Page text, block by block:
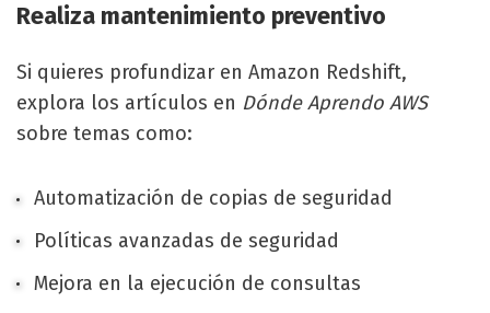
Realiza mantenimiento preventivo
Si quieres profundizar en Amazon Redshift,
explora los artículos en Dónde Aprendo AWS
sobre temas como:
Automatización de copias de seguridad
Políticas avanzadas de seguridad
Mejora en la ejecución de consultas